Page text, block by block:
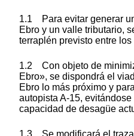
1.1 Para evitar generar
Ebro y un valle tributario,
terraplén previsto entre
1.2 Con objeto de
Ebro», se dispondrá el
Ebro lo más próximo y
autopista A-15,
capacidad de desagüe
1.3 Se modificará el